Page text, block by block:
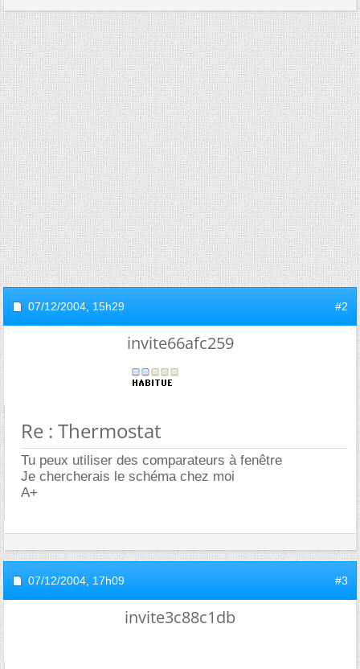
07/12/2004, 15h29 #2
invite66afc259
Re : Thermostat
Tu peux utiliser des comparateurs à fenêtre
Je chercherais le schéma chez moi
A+
07/12/2004, 17h09 #3
invite3c88c1db